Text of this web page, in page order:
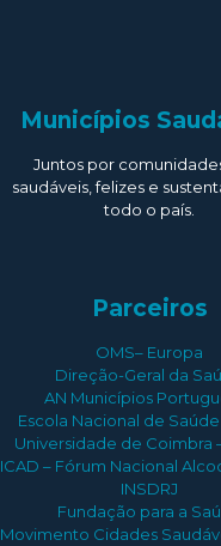
Municípios
Juntos por
saudáveis, felizes e
todo o país.
Parceiros
OMS– Europa
Direção-Geral da
AN Municípios
Escola Nacional de
Universidade de Coimbra
ICAD – Fórum Nacional
INSDRJ
Fundação para a
Movimento Cidades